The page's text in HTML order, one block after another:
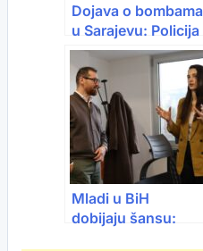
Dojava o bombama
u Sarajevu: Policija
provjerava SCC i
Altu, slijedi
evakuacija
Mladi u BiH
dobijaju šansu: